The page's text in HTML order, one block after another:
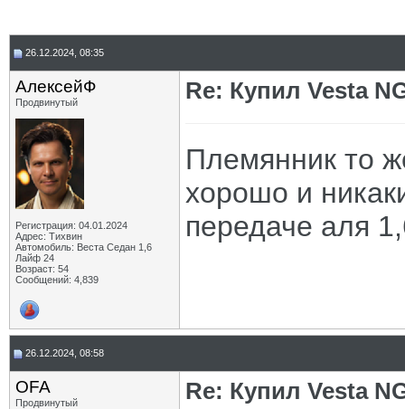
26.12.2024, 08:35
АлексейФ
Продвинутый
Регистрация: 04.01.2024
Адрес: Тихвин
Автомобиль: Веста Седан 1,6
Лайф 24
Возраст: 54
Сообщений: 4,839
Re: Купил Vesta
Племянник то
хорошо и
передаче аля
26.12.2024, 08:58
OFA
Продвинутый Re: Купил Vesta